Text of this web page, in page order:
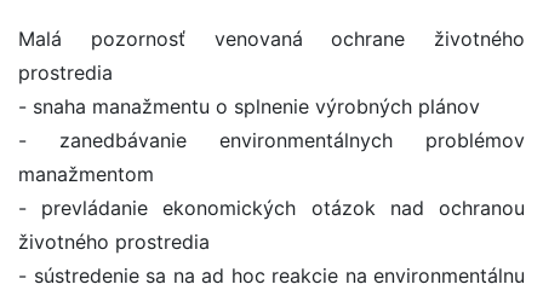
Malá pozornosť venovaná ochrane životného
prostredia
- snaha manažmentu o splnenie výrobných plánov
- zanedbávanie environmentálnych problémov
manažmentom
- prevládanie ekonomických otázok nad ochranou
životného prostredia
- sústredenie sa na ad hoc reakcie na environmentálnu